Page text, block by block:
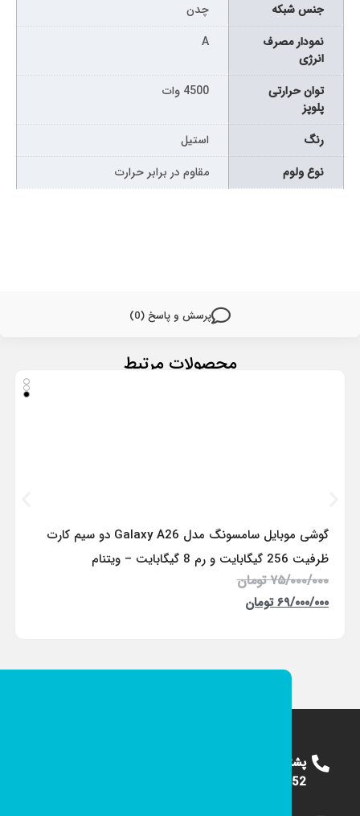
پرسش و پاسخ (0)
جنس شبکه
چدن
نمودار مصرف
انرژی
A
توان حرارتی
پلوپز
4500 وات
رنگ
استیل
نوع ولوم
مقاوم در برابر حرارت
محصولات مرتبط
گوشی موبایل سامسونگ مدل Galaxy A26 دو سیم کارت
ظرفیت 256 گیگابایت و رم 8 گیگابایت – ویتنام
۷۵/۰۰۰/۰۰۰ تومان
۶۹/۰۰۰/۰۰۰ تومان
پشتیبانی
09124375652